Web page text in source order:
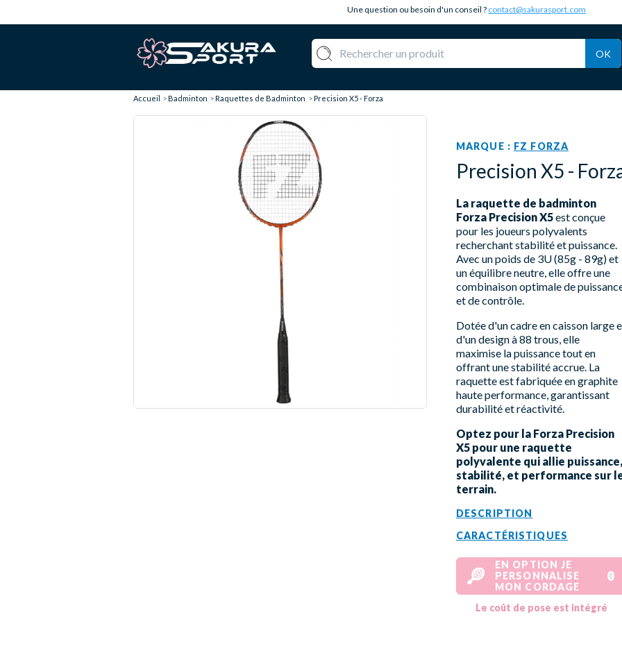
Une question ou besoin d'un conseil ? contact@sakurasport.com
OK
Accueil Badminton Raquettes de Badminton Precision X5 - Forza
MARQUE : FZ FORZA
Precision X5 -
La raquette de badminton
Forza Precision X5est conçue
pour les joueurs polyvalents
recherchant stabilité et puissance.
Avec un poids de 3U (85g - 89g) et
un équilibre neutre, elle offre une
combinaison optimale de
et de contrôle.
Dotée d'un cadre en caisson large
d'un design à 88 trous, elle
maximise la puissance tout en
offrant une stabilité accrue. La
raquette est fabriquée en graphite
haute performance, garantissant
durabilité et réactivité.
Optez pour la Forza Precision
X5 pour une raquette
polyvalente qui allie puissance,
stabilité, et performance sur
terrain.
DESCRIPTION
CARACTÉRISTIQUES
EN OPTION JE
PERSONNALISE
MON CORDAGE
Le coût de pose est intégré